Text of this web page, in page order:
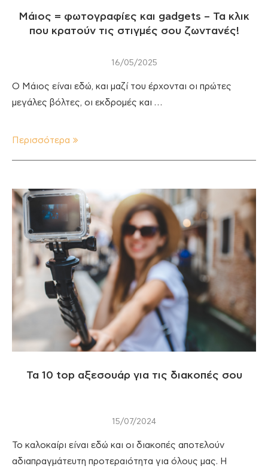
Μάιος = φωτογραφίες και gadgets – Τα κλικ
που κρατούν τις στιγμές σου ζωντανές!
16/05/2025
Ο Μάιος είναι εδώ, και μαζί του έρχονται οι πρώτες
μεγάλες βόλτες, οι εκδρομές και …
Περισσότερα
Τα 10 top αξεσουάρ για τις διακοπές σου
15/07/2024
To καλοκαίρι είναι εδώ και οι διακοπές αποτελούν
αδιαπραγμάτευτη προτεραιότητα για όλους μας. Η